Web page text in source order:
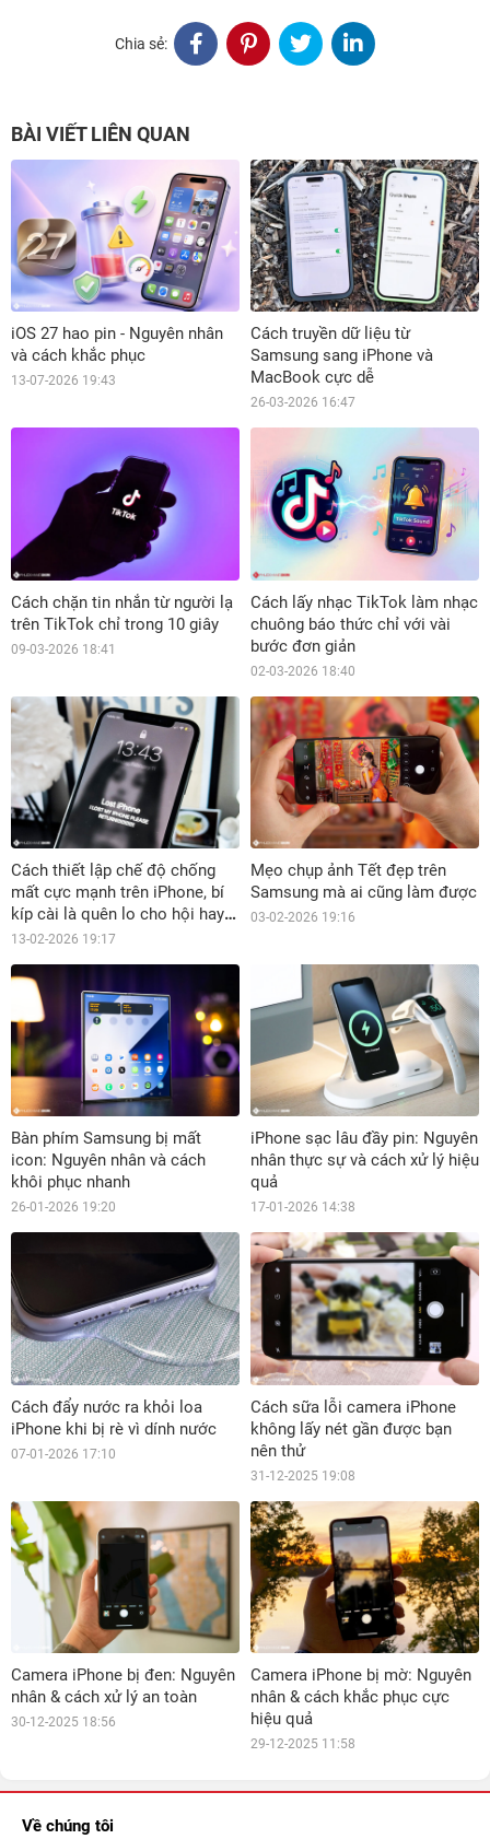
Chia sẻ:
BÀI VIẾT LIÊN QUAN
iOS 27 hao pin - Nguyên nhân
và cách khắc phục
13-07-2026 19:43
Cách truyền dữ liệu từ
Samsung sang iPhone và
MacBook cực dễ
26-03-2026 16:47
Cách chặn tin nhắn từ người lạ
trên TikTok chỉ trong 10 giây
09-03-2026 18:41
Cách lấy nhạc TikTok làm nhạc
chuông báo thức chỉ với vài
bước đơn giản
02-03-2026 18:40
Cách thiết lập chế độ chống
mất cực mạnh trên iPhone, bí
kíp cài là quên lo cho hội hay
lơ đãng
13-02-2026 19:17
Mẹo chụp ảnh Tết đẹp trên
Samsung mà ai cũng làm được
03-02-2026 19:16
Bàn phím Samsung bị mất
icon: Nguyên nhân và cách
khôi phục nhanh
26-01-2026 19:20
iPhone sạc lâu đầy pin: Nguyên
nhân thực sự và cách xử lý hiệu
quả
17-01-2026 14:38
Cách đẩy nước ra khỏi loa
iPhone khi bị rè vì dính nước
07-01-2026 17:10
Cách sữa lỗi camera iPhone
không lấy nét gần được bạn
nên thử
31-12-2025 19:08
Camera iPhone bị đen: Nguyên
nhân & cách xử lý an toàn
30-12-2025 18:56
Camera iPhone bị mờ: Nguyên
nhân & cách khắc phục cực
hiệu quả
29-12-2025 11:58
Về chúng tôi